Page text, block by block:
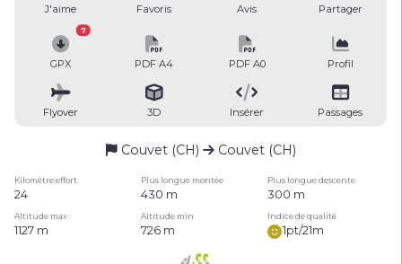
J'aime Favoris Avis Partager
GPX
7
PDF A4 PDF A0 Profil
Flyover 3D Insérer Passages
Couvet (CH) Couvet (CH)
Kilomètre effort Plus longue montée Plus longue descente
24 430 m 300 m
Altitude max Altitude min Indice de qualité
1127 m 726 m 1pt/21m